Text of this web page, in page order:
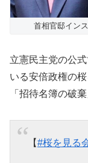
首相官邸イン
立憲民主党の公
いる安倍政権の
「招待名簿の破
【#桜を見る